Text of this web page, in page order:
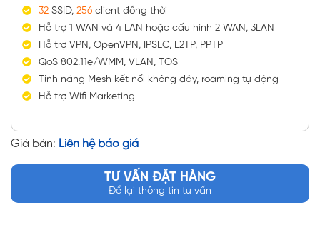
32SSID, 256client đồng thời
Hỗ trợ 1 WAN và 4 LAN hoặc cấu hình 2 WAN, 3LAN
Hỗ trợ VPN, OpenVPN, IPSEC, L2TP, PPTP
QoS 802.11e/WMM, VLAN, TOS
Tính năng Mesh kết nối không dây, roaming tự động
Hỗ trợ Wifi Marketing
Giá bán: Liên hệ báo giá
TƯ VẤN ĐẶT HÀNG
Để lại thông tin tư vấn